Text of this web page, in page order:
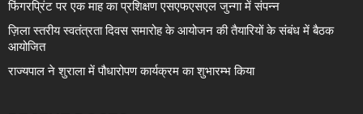
फिंगरप्रिंट पर एक माह का प्रशिक्षण एसएफएसएल जुन्गा में संपन्न
ज़िला स्तरीय स्वतंत्रता दिवस समारोह के आयोजन की तैयारियों के संबंध में बैठक
आयोजित
राज्यपाल ने शुराला में पौधारोपण कार्यक्रम का शुभारम्भ किया